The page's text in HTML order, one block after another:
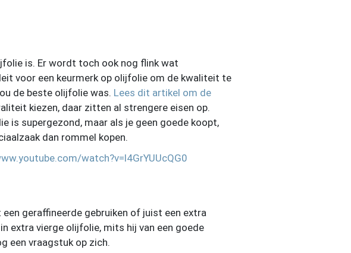
is. Er wordt toch ook nog flink wat
voor een keurmerk op olijfolie om de kwaliteit te
de beste olijfolie was. Lees dit artikel om de
kiezen, daar zitten al strengere eisen op.
is supergezond, maar als je geen goede koopt,
dan rommel kopen.
watch?v=l4GrYUUcQG0
geraffineerde gebruiken of juist een extra
extra vierge olijfolie, mits hij van een goede
een vraagstuk op zich.